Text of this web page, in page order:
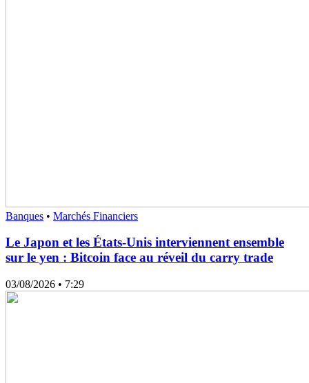
Banques • Marchés Financiers
Le Japon et les États-Unis interviennent ensemble
sur le yen : Bitcoin face au réveil du carry trade
03/08/2026 • 7:29